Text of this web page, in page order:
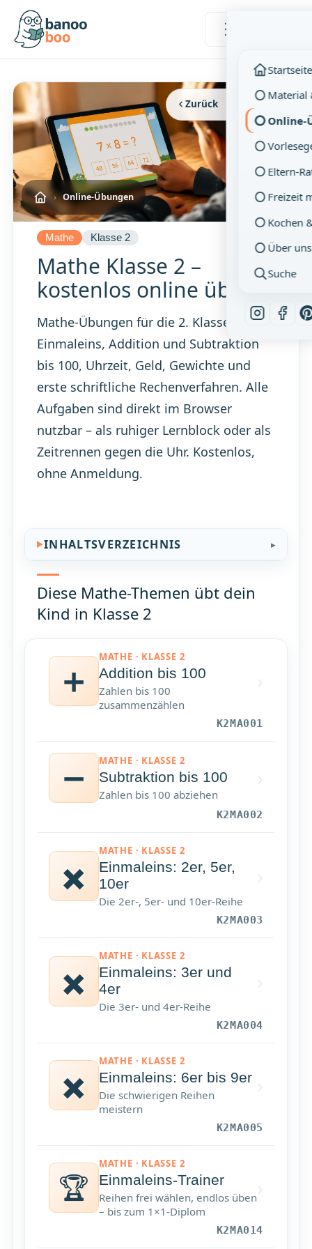
Startseite
Material
Online-
Eltern-
Freizeit
Kochen
Über uns
Suche
Zurück Vollbild
› Online-Übungen
Mathe Klasse 2
Mathe Klasse 2 –
kostenlos online üben
Mathe-Übungen für die 2. Klasse:
Einmaleins, Addition und Subtraktion
bis 100, Uhrzeit, Geld, Gewichte und
erste schriftliche Rechenverfahren. Alle
Aufgaben sind direkt im Browser
nutzbar – als ruhiger Lernblock oder als
Zeitrennen gegen die Uhr. Kostenlos,
ohne Anmeldung.
INHALTSVERZEICHNIS
Diese Mathe-Themen übt dein
Kind in Klasse 2
➕
MATHE · KLASSE 2
Addition bis 100
Zahlen bis 100
zusammenzählen
K2MA001
›
➖ MATHE · KLASSE 2
Subtraktion bis 100
Zahlen bis 100 abziehen
K2MA002
›
✖️
MATHE · KLASSE 2
Einmaleins: 2er, 5er,
10er
Die 2er-, 5er- und 10er-Reihe
K2MA003
›
✖️
MATHE · KLASSE 2
Einmaleins: 3er und
4er
Die 3er- und 4er-Reihe
K2MA004
›
✖️
MATHE · KLASSE 2
Einmaleins: 6er bis 9er
Die schwierigen Reihen
meistern
K2MA005
›
🏆
MATHE · KLASSE 2
Einmaleins-Trainer
Reihen frei wählen, endlos üben
– bis zum 1×1-Diplom
K2MA014
›